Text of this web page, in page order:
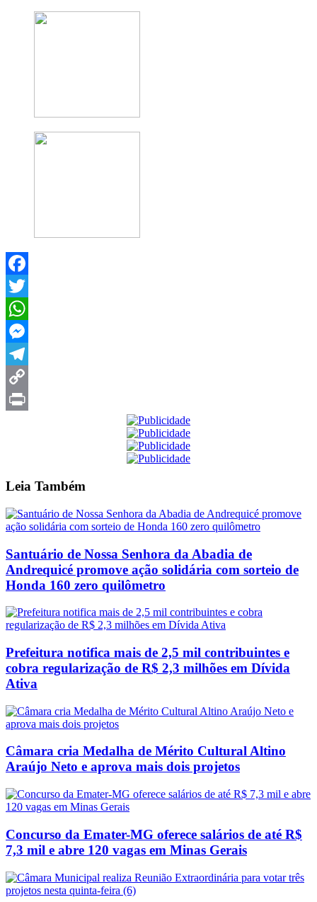
Facebook
Twitter
WhatsApp
Messenger
Telegram
Copy
Leia Também
Santuário de Nossa Senhora da Abadia de
Andrequicé promove ação solidária com sorteio de
Honda 160 zero quilômetro
Prefeitura notifica mais de 2,5 mil contribuintes e
cobra regularização de R$ 2,3 milhões em Dívida
Ativa
Câmara cria Medalha de Mérito Cultural Altino
Araújo Neto e aprova mais dois projetos
Concurso da Emater-MG oferece salários de até R$
7,3 mil e abre 120 vagas em Minas Gerais